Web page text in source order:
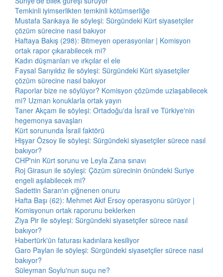
Temkinli iyimserlikten temkinli kötümserliğe
Mustafa Sarıkaya ile söyleşi: Sürgündeki Kürt siyasetçiler
çözüm sürecine nasıl bakıyor
Haftaya Bakış (298): Bitmeyen operasyonlar | Komisyon
ortak rapor çıkarabilecek mi?
Kadın düşmanları ve ırkçılar el ele
Faysal Sarıyıldız ile söyleşi: Sürgündeki Kürt siyasetçiler
çözüm sürecine nasıl bakıyor
Raporlar bize ne söylüyor? Komisyon çözümde uzlaşabilecek
mi? Uzman konuklarla ortak yayın
Taner Akçam ile söyleşi: Ortadoğu'da İsrail ve Türkiye'nin
hegemonya savaşları
Kürt sorununda İsrail faktörü
Hişyar Özsoy ile söyleşi: Sürgündeki siyasetçiler sürece nasıl
bakıyor?
CHP'nin Kürt sorunu ve Leyla Zana sınavı
Roj Girasun ile söyleşi: Çözüm sürecinin önündeki Suriye
engeli aşılabilecek mi?
Sadettin Saran'ın çiğnenen onuru
Hafta Başı (62): Mehmet Akif Ersoy operasyonu sürüyor |
Komisyonun ortak raporunu beklerken
Ziya Pir ile söyleşi: Sürgündeki siyasetçiler sürece nasıl
bakıyor?
Habertürk'ün faturası kadınlara kesiliyor
Garo Paylan ile söyleşi: Sürgündeki siyasetçiler sürece nasıl
bakıyor?
Süleyman Soylu'nun suçu ne?